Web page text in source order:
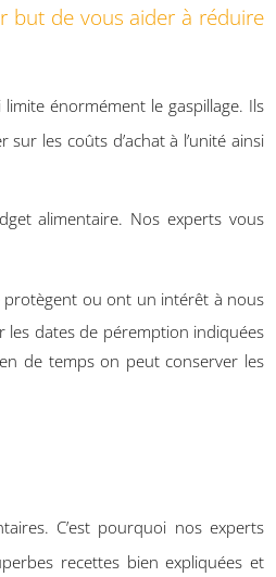
but de vous aider à réduire
énormément le gaspillage. Ils
sur les coûts d’achat à l’unité ainsi
alimentaire. Nos experts vous
protègent ou ont un intérêt à nous
dates de péremption indiquées
de temps on peut conserver les
C’est pourquoi nos experts
recettes bien expliquées et